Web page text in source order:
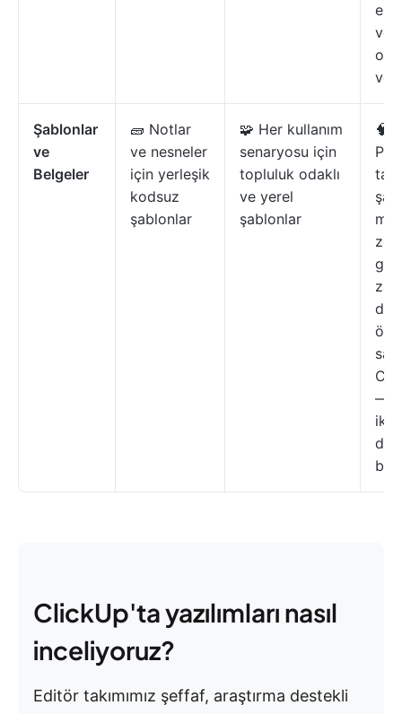
ve
Şablonlar
ve
Belgeler
🧱 Notlar
ve nesneler
için yerleşik
kodsuz
şablonlar
🧩 Her kullanım
senaryosu için
topluluk odaklı
ve yerel
şablonlar
🧠
—
ClickUp'ta yazılımları nasıl
inceliyoruz?
Editör takımımız şeffaf, araştırma destekli